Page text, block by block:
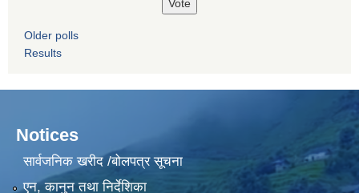
Older polls
Results
Notices
सार्वजनिक खरीद /बोलपत्र सूचना
एन, कानुन तथा निर्देशिका